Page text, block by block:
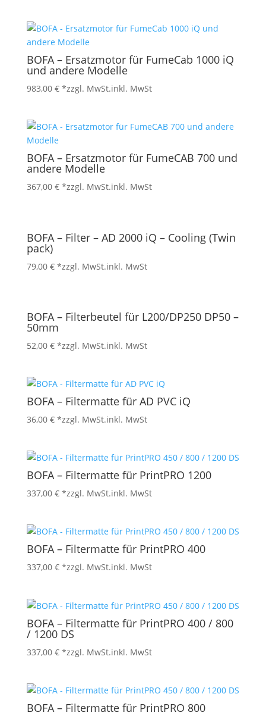
BOFA – Ersatzmotor für FumeCab 1000 iQ
und andere Modelle
983,00 € *zzgl. MwSt.inkl. MwSt
BOFA – Ersatzmotor für FumeCAB 700 und
andere Modelle
367,00 € *zzgl. MwSt.inkl. MwSt
BOFA – Filter – AD 2000 iQ – Cooling (Twin
pack)
79,00 € *zzgl. MwSt.inkl. MwSt
BOFA – Filterbeutel für L200/DP250 DP50 –
50mm
52,00 € *zzgl. MwSt.inkl. MwSt
BOFA – Filtermatte für AD PVC iQ
36,00 € *zzgl. MwSt.inkl. MwSt
BOFA – Filtermatte für PrintPRO 1200
337,00 € *zzgl. MwSt.inkl. MwSt
BOFA – Filtermatte für PrintPRO 400
337,00 € *zzgl. MwSt.inkl. MwSt
BOFA – Filtermatte für PrintPRO 400 / 800
/ 1200 DS
337,00 € *zzgl. MwSt.inkl. MwSt
BOFA – Filtermatte für PrintPRO 800